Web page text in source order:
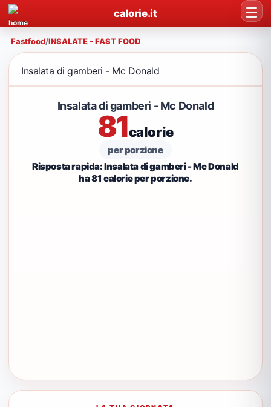
calorie.it
Fastfood/INSALATE - FAST FOOD
Insalata di gamberi - Mc Donald
Insalata di gamberi - Mc Donald
81calorie
per porzione
Risposta rapida: Insalata di gamberi - Mc Donald
ha 81 calorie per porzione.